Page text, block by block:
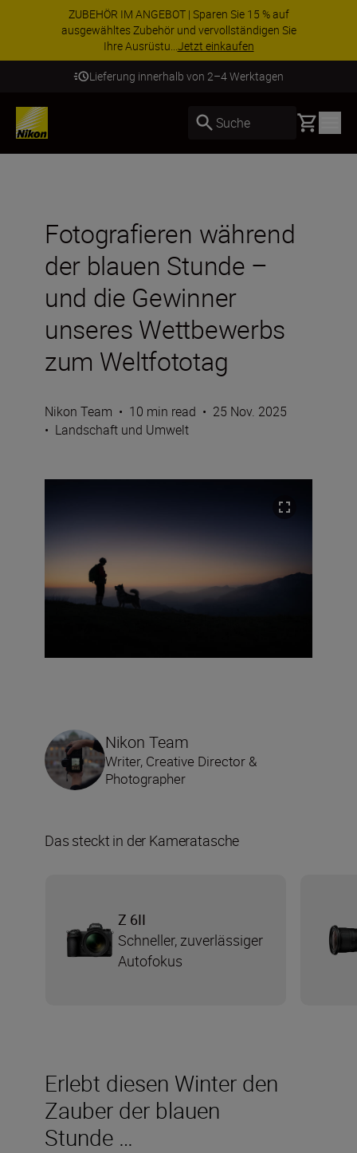
ZUBEHÖR IM ANGEBOT | Sparen Sie 15 % auf
ausgewähltes Zubehör und vervollständigen Sie
Ihre Ausrüstu...Jetzt einkaufen
Lieferung innerhalb von 2–4 Werktagen
Suche Basket
Fotografieren während
der blauen Stunde –
und die Gewinner
unseres Wettbewerbs
zum Weltfototag
Nikon Team • 10 min read • 25 Nov. 2025
• Landschaft und Umwelt
Erlebt diesen Winter den
Zauber der blauen
Stunde …
Nikon Team
Writer, Creative Director &
Photographer
Das steckt in der Kameratasche
Z 6II
Schneller, zuverlässiger
Autofokus